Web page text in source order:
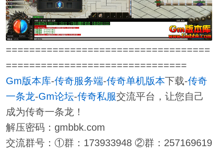
===================================
===============================
Gm版本库-传奇服务端-传奇单机版本下载-传奇
一条龙-Gm论坛-传奇私服交流平台，让您自己
成为传奇一条龙！
解压密码：gmbbk.com
交流群号：①群：173933948 ②群：257169619